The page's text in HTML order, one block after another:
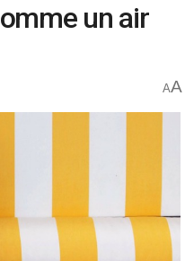
un air
AA